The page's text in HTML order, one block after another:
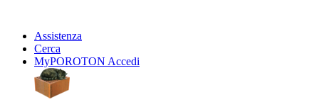
Assistenza
Cerca
MyPOROTON Accedi